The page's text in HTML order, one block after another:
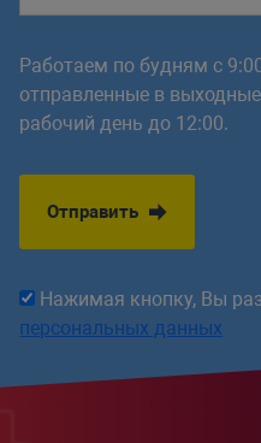
Работаем по будням с
отправленные в
рабочий день до 12:00.
Отправить
Нажимая кнопку, Вы
персональных данных